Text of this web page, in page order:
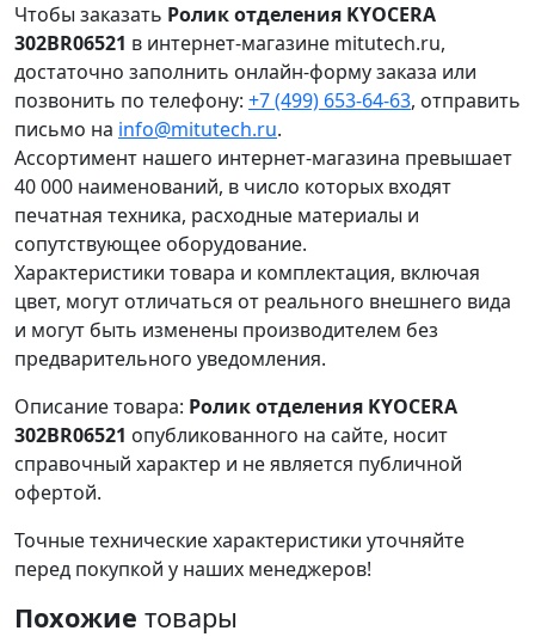
Чтобы заказать Ролик отделения KYOCERA
302BR06521 в интернет-магазине mitutech.ru,
достаточно заполнить онлайн-форму заказа или
позвонить по телефону: +7 (499) 653-64-63, отправить
письмо на info@mitutech.ru.
Ассортимент нашего интернет-магазина превышает
40 000 наименований, в число которых входят
печатная техника, расходные материалы и
сопутствующее оборудование.
Характеристики товара и комплектация, включая
цвет, могут отличаться от реального внешнего вида
и могут быть изменены производителем без
предварительного уведомления.
Описание товара: Ролик отделения KYOCERA
302BR06521 опубликованного на сайте, носит
справочный характер и не является публичной
офертой.
Точные технические характеристики уточняйте
перед покупкой у наших менеджеров!
Похожие товары